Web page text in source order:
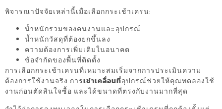
พิจารณาปัจจัยเหล่านี้เมื่อเลือกกระเช้าเครน:
น้ำหนักรวมของคนงานและอุปกรณ์
น้ำหนักวัสดุที่ต้องยกขึ้นลง
ความต้องการเพิ่มเติมในอนาคต
ข้อจำกัดของพื้นที่ติดตั้ง
การเลือกกระเช้าเครนที่เหมาะสมเริ่มจากการประเมินความ
ต้องการใช้งานจริง การเช่าเคลื่อนที่อุปกรณ์ช่วยให้คุณทดลองใช้
งานก่อนตัดสินใจซื้อ และได้ขนาดที่ตรงกับงานมากที่สุด